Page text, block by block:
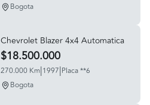
Bogota
Chevrolet Blazer 4x4 Automatica
$18.500.000
270.000 Km|1997|Placa **6
Bogota